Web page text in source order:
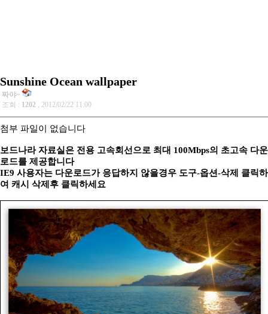
Sunshine Ocean wallpaper
짜야~
조회 : 1202 , 2012/02/22 11:00
첨부 파일이 없습니다
보드나라 자료실은 전용 고속회선으로 최대 100Mbps의 초고속 다운
로드를 제공합니다
IE9 사용자는 다운로드가 응답하지 않을경우 도구-옵션-삭제 클릭하
여 캐시 삭제후 클릭하세요